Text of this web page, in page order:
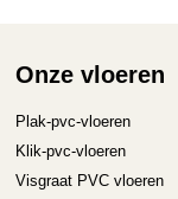
Onze vloeren
Plak-pvc-vloeren
Klik-pvc-vloeren
Visgraat PVC vloeren